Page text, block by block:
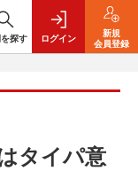
探す ログイン
新規
会員登録
タイパ意